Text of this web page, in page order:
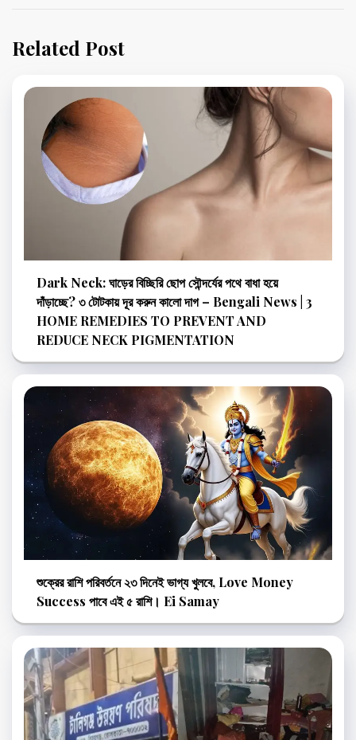
Related Post
Dark Neck: ঘাড়ের বিচ্ছিরি ছোপ সৌন্দর্যের পথে বাধা হয়ে
দাঁড়াচ্ছে? ৩ টোটকায় দূর করুন কালো দাগ – Bengali News | 3
HOME REMEDIES TO PREVENT AND
REDUCE NECK PIGMENTATION
শুক্রের রাশি পরিবর্তনে ২৩ দিনেই ভাগ্য খুলবে, Love Money
Success পাবে এই ৫ রাশি। Ei Samay